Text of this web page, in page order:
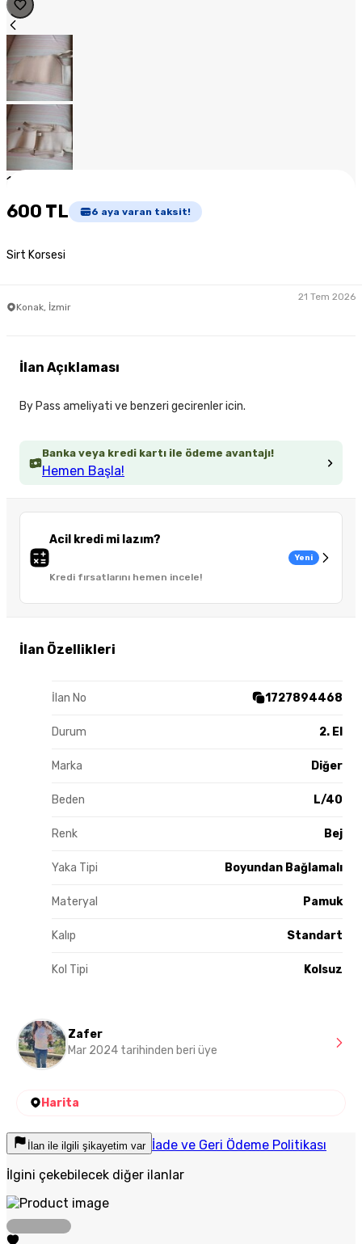
1
600 TL 6 aya varan taksit!
Sirt Korsesi
Konak, İzmir
21 Tem 2026
Banka veya kredi kartı ile ödeme avantajı!
Hemen Başla!
Acil kredi mi lazım?
Kredi fırsatlarını hemen incele!
Yeni
İlan Özellikleri
İlan No 1727894468
Durum 2. El
Marka Diğer
Beden L/40
Renk Bej
Yaka Tipi Boyundan Bağlamalı
Materyal Pamuk
Kalıp Standart
Kol Tipi Kolsuz
İlan Açıklaması
By Pass ameliyati ve benzeri gecirenler icin.
Zafer
Mar 2024 tarihinden beri üye
Harita
İlan ile ilgili şikayetim var İade ve Geri Ödeme Politikası
İlgini çekebilecek diğer ilanlar